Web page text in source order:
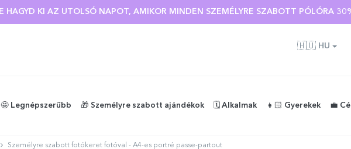
NYÁRI KIÁRUSÍTÁS 🌴 AKÁR 40%-OS KEDVEZMÉNY TÖBB MINT 100 SZEMÉLYRE
🇭🇺 HU
🤩 Legnépszerűbb 🎁 Személyre szabott ajándékok 🗓️ Alkalmak 👧🏻 Gyerekek 💼
Személyre szabott fotókeret fotóval - A4-es portré passe-partout